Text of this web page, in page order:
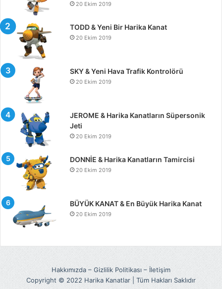
20 Ekim 2019
TODD & Yeni Bir Harika Kanat
20 Ekim 2019
SKY & Yeni Hava Trafik Kontrolörü
20 Ekim 2019
JEROME & Harika Kanatların Süpersonik
Jeti
20 Ekim 2019
DONNİE & Harika Kanatların Tamircisi
20 Ekim 2019
BÜYÜK KANAT & En Büyük Harika Kanat
20 Ekim 2019
Hakkımızda– Gizlilik Politikası –İletişim
Copyright © 2022 Harika Kanatlar | Tüm Hakları Saklıdır